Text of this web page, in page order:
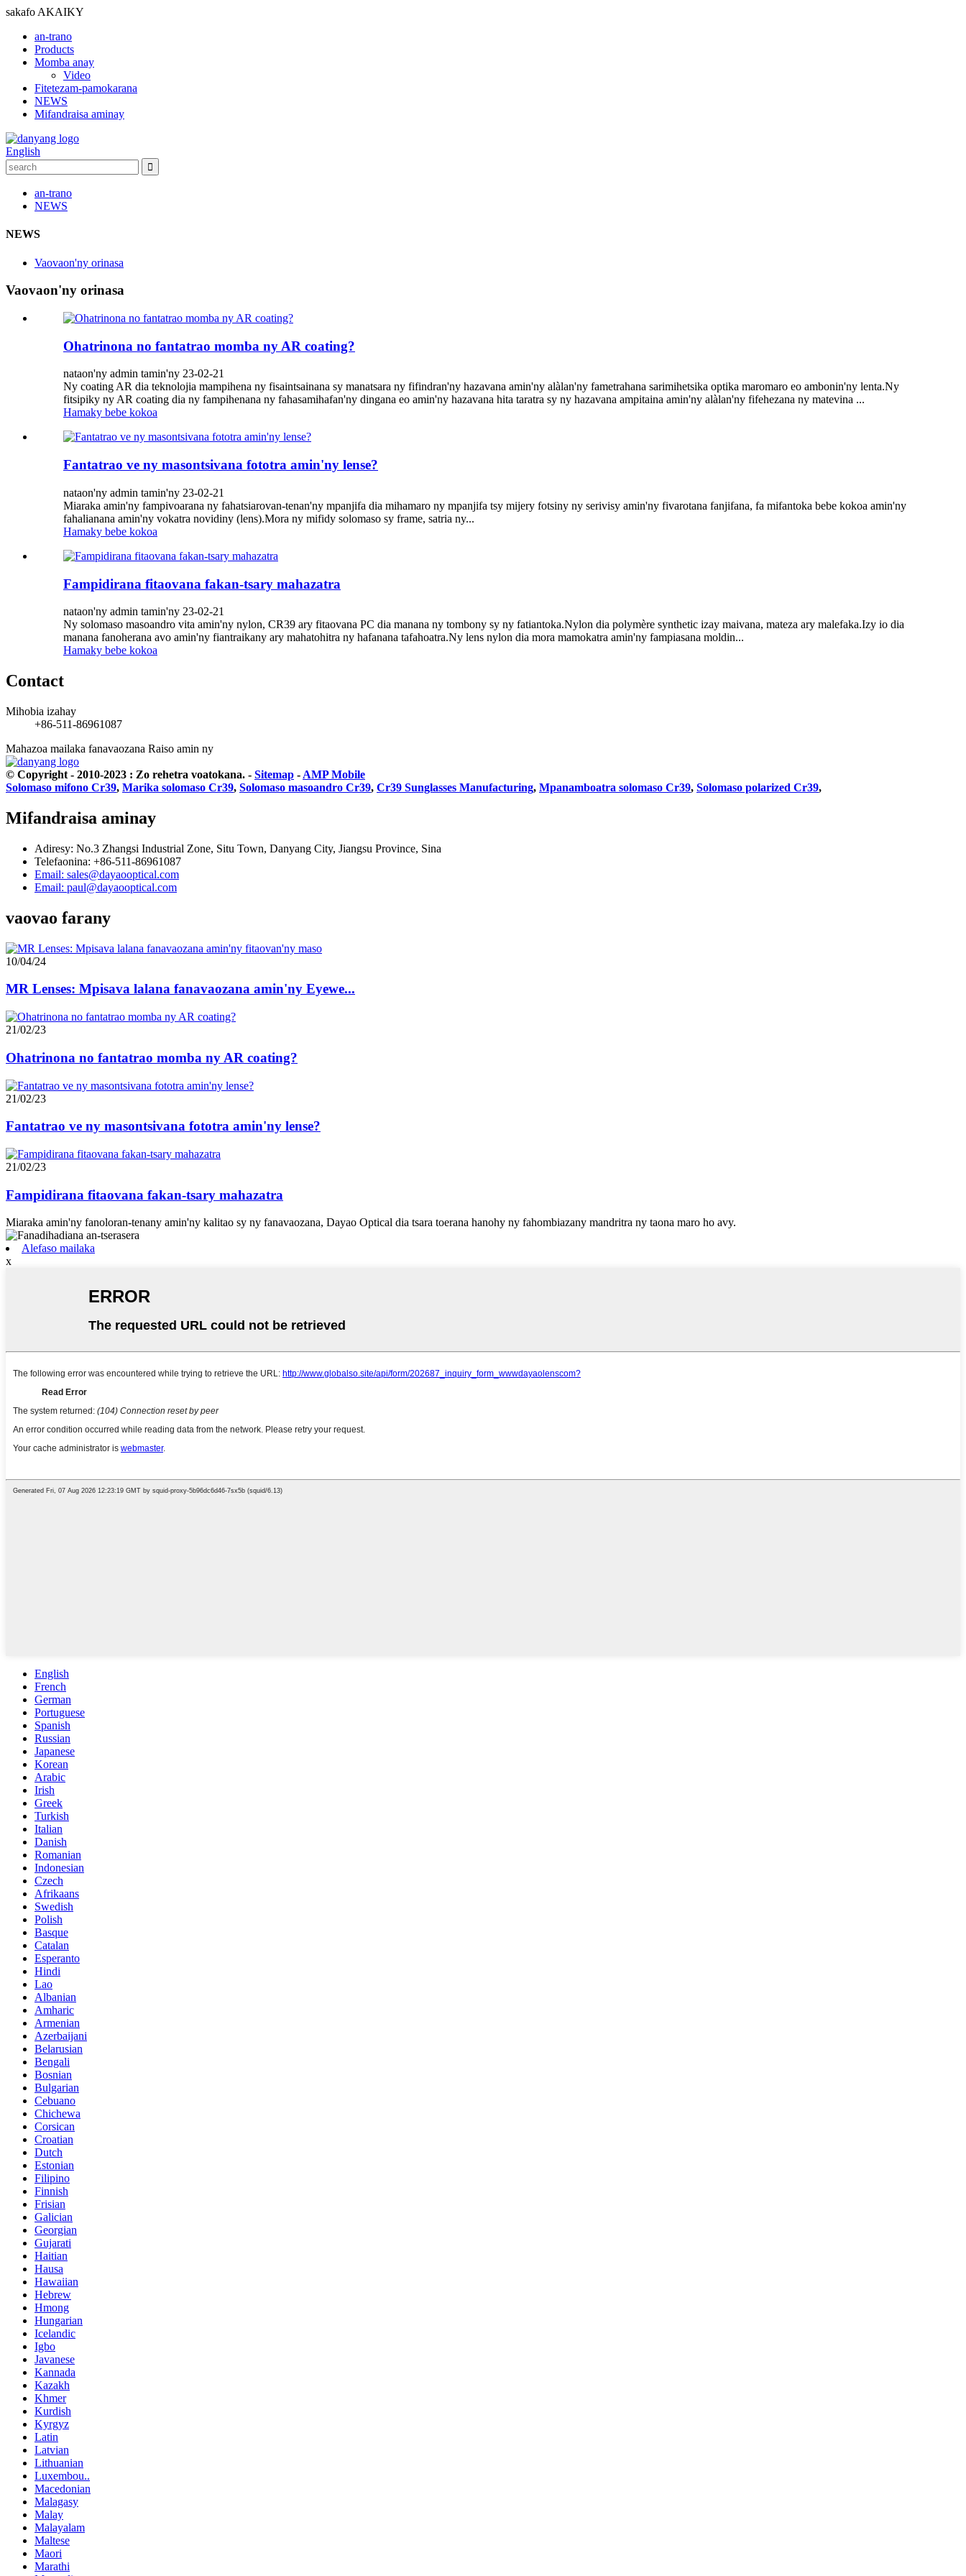
sakafo AKAIKY
an-trano
Products
Momba anay
Video
Fitetezam-pamokarana
NEWS
Mifandraisa aminay
English
an-trano
NEWS
NEWS
Vaovaon'ny orinasa
Vaovaon'ny orinasa
Ohatrinona no fantatrao momba ny AR coating?
nataon'ny admin tamin'ny 23-02-21
Ny coating AR dia teknolojia mampihena ny fisaintsainana sy manatsara ny fifindran'ny hazavana amin'ny alàlan'ny fametrahana sarimihetsika optika maromaro eo ambonin'ny lenta.Ny
fitsipiky ny AR coating dia ny fampihenana ny fahasamihafan'ny dingana eo amin'ny hazavana hita taratra sy ny hazavana ampitaina amin'ny alàlan'ny fifehezana ny matevina ...
Hamaky bebe kokoa
Fantatrao ve ny masontsivana fototra amin'ny lense?
nataon'ny admin tamin'ny 23-02-21
Miaraka amin'ny fampivoarana ny fahatsiarovan-tenan'ny mpanjifa dia mihamaro ny mpanjifa tsy mijery fotsiny ny serivisy amin'ny fivarotana fanjifana, fa mifantoka bebe kokoa amin'ny
fahalianana amin'ny vokatra novidiny (lens).Mora ny mifidy solomaso sy frame, satria ny...
Hamaky bebe kokoa
Fampidirana fitaovana fakan-tsary mahazatra
nataon'ny admin tamin'ny 23-02-21
Ny solomaso masoandro vita amin'ny nylon, CR39 ary fitaovana PC dia manana ny tombony sy ny fatiantoka.Nylon dia polymère synthetic izay maivana, mateza ary malefaka.Izy io dia
manana fanoherana avo amin'ny fiantraikany ary mahatohitra ny hafanana tafahoatra.Ny lens nylon dia mora mamokatra amin'ny fampiasana moldin...
Hamaky bebe kokoa
Contact
Mihobia izahay
+86-511-86961087
Mahazoa mailaka fanavaozana Raiso amin ny
© Copyright - 2010-2023 : Zo rehetra voatokana. - Sitemap - AMP Mobile
Solomaso mifono Cr39, Marika solomaso Cr39, Solomaso masoandro Cr39, Cr39 Sunglasses Manufacturing, Mpanamboatra solomaso Cr39, Solomaso polarized Cr39,
Mifandraisa aminay
Adiresy: No.3 Zhangsi Industrial Zone, Situ Town, Danyang City, Jiangsu Province, Sina
Telefaonina: +86-511-86961087
Email: sales@dayaooptical.com
Email: paul@dayaooptical.com
vaovao farany
10/04/24
MR Lenses: Mpisava lalana fanavaozana amin'ny Eyewe...
21/02/23
Ohatrinona no fantatrao momba ny AR coating?
21/02/23
Fantatrao ve ny masontsivana fototra amin'ny lense?
21/02/23
Fampidirana fitaovana fakan-tsary mahazatra
Miaraka amin'ny fanoloran-tenany amin'ny kalitao sy ny fanavaozana, Dayao Optical dia tsara toerana hanohy ny fahombiazany mandritra ny taona maro ho avy.
Alefaso mailaka
x
English
French
German
Portuguese
Spanish
Russian
Japanese
Korean
Arabic
Irish
Greek
Turkish
Italian
Danish
Romanian
Indonesian
Czech
Afrikaans
Swedish
Polish
Basque
Catalan
Esperanto
Hindi
Lao
Albanian
Amharic
Armenian
Azerbaijani
Belarusian
Bengali
Bosnian
Bulgarian
Cebuano
Chichewa
Corsican
Croatian
Dutch
Estonian
Filipino
Finnish
Frisian
Galician
Georgian
Gujarati
Haitian
Hausa
Hawaiian
Hebrew
Hmong
Hungarian
Icelandic
Igbo
Javanese
Kannada
Kazakh
Khmer
Kurdish
Kyrgyz
Latin
Latvian
Lithuanian
Luxembou..
Macedonian
Malagasy
Malay
Malayalam
Maltese
Maori
Marathi